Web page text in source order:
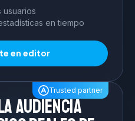
usuarios
en tiempo
en editor
Trusted partner
audiencia